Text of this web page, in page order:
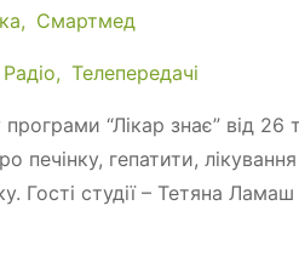
Смартмед
Радіо Телепередачі
“Лікар знає” від 26
печінку, гепатити,
Гості студії – Тетяна